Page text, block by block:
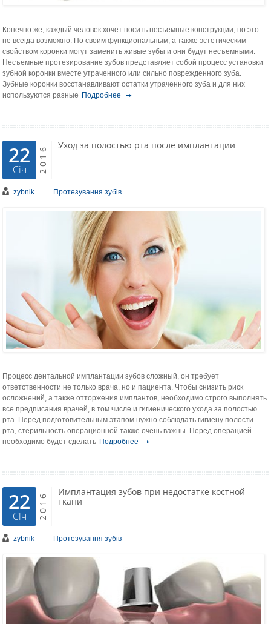
Конечно же, каждый человек хочет носить несъемные конструкции, но это
не всегда возможно. По своим функциональным, а также эстетическим
свойством коронки могут заменить живые зубы и они будут несъемными.
Несъемные протезирование зубов представляет собой процесс установки
зубной коронки вместе утраченного или сильно поврежденного зуба.
Зубные коронки восстанавливают остатки утраченного зуба и для них
используются разные Подробнее
22
Січ 2016 Уход за полостью рта после имплантации
zybnik Протезування зубів
Процесс дентальной имплантации зубов сложный, он требует
ответственности не только врача, но и пациента. Чтобы снизить риск
осложнений, а также отторжения имплантов, необходимо строго выполнять
все предписания врачей, в том числе и гигиенического ухода за полостью
рта. Перед подготовительным этапом нужно соблюдать гигиену полости
рта, стерильность операционной также очень важны. Перед операцией
необходимо будет сделать Подробнее
22
Січ 2016
Имплантация зубов при недостатке костной
ткани
zybnik Протезування зубів